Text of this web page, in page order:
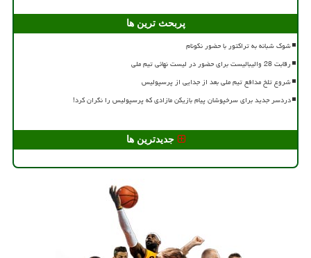
پربحث ترین ها
شوک شبانه به تراکتور با حضور نکونام
رقابت 28 والیبالیست برای حضور در لیست نهائی تیم ملی
شروع تلخ مدافع تیم ملی بعد از جدایی از پرسپولیس
دردسر جدید برای سرخپوشان پیام بازیکن مازادی که پرسپولیس را نگران کرد!
جدیدترین ها